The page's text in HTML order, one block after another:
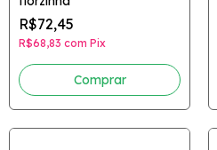
R$72,45
R$68,83 com Pix
Comprar